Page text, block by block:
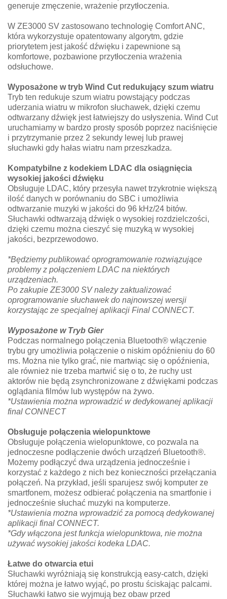
generuje zmęczenie, wrażenie przytłoczenia.
W ZE3000 SV zastosowano technologię Comfort ANC,
która wykorzystuje opatentowany algorytm, gdzie
priorytetem jest jakość dźwięku i zapewnione są
komfortowe, pozbawione przytłoczenia wrażenia
odsłuchowe.​
Wyposażone w tryb Wind Cut redukujący szum wiatru
Tryb ten redukuje szum wiatru powstający podczas
uderzania wiatru w mikrofon słuchawek, dzięki czemu
odtwarzany dźwięk jest łatwiejszy do usłyszenia. Wind Cut
uruchamiamy w bardzo prosty sposób poprzez naciśnięcie
i przytrzymanie przez 2 sekundy lewej lub prawej
słuchawki gdy hałas wiatru nam przeszkadza.
Kompatybilne z kodekiem LDAC dla osiągnięcia
wysokiej jakości dźwięku
Obsługuje LDAC, który przesyła nawet trzykrotnie większą
ilość danych w porównaniu do SBC i umożliwia
odtwarzanie muzyki w jakości do 96 kHz/24 bitów.
Słuchawki odtwarzają dźwięk o wysokiej rozdzielczości,
dzięki czemu można cieszyć się muzyką w wysokiej
jakości, bezprzewodowo.
*Będziemy publikować oprogramowanie rozwiązujące
problemy z połączeniem LDAC na niektórych
urządzeniach.
Po zakupie ZE3000 SV należy zaktualizować
oprogramowanie słuchawek do najnowszej wersji
korzystając ze specjalnej aplikacji Final CONNECT.
Wyposażone w Tryb Gier
Podczas normalnego połączenia Bluetooth® włączenie
trybu gry umożliwia połączenie o niskim opóźnieniu do 60
ms. Można nie tylko grać, nie martwiąc się o opóźnienia,
ale również nie trzeba martwić się o to, że ruchy ust
aktorów nie będą zsynchronizowane z dźwiękami podczas
oglądania filmów lub występów na żywo.
*Ustawienia można wprowadzić w dedykowanej aplikacji
final CONNECT
Obsługuje połączenia wielopunktowe
Obsługuje połączenia wielopunktowe, co pozwala na
jednoczesne podłączenie dwóch urządzeń Bluetooth®.
Możemy podłączyć dwa urządzenia jednocześnie i
korzystać z każdego z nich bez konieczności przełączania
połączeń. Na przykład, jeśli sparujesz swój komputer ze
smartfonem, możesz odbierać połączenia na smartfonie i
jednocześnie słuchać muzyki na komputerze.
*Ustawienia można wprowadzić za pomocą dedykowanej
aplikacji final CONNECT.
*Gdy włączona jest funkcja wielopunktowa, nie można
używać wysokiej jakości kodeka LDAC.​​
Łatwe do otwarcia etui
Słuchawki wyróżniają się konstrukcją easy-catch, dzięki
której można je łatwo wyjąć, po prostu ściskając palcami.
Słuchawki łatwo sie wyjmują bez obaw przed